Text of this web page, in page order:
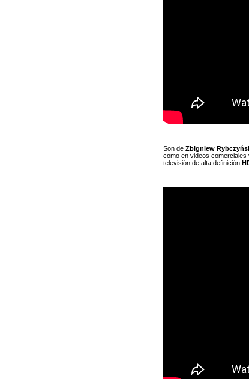
Son de Zbigniew
como en videos
televisión de alta definición